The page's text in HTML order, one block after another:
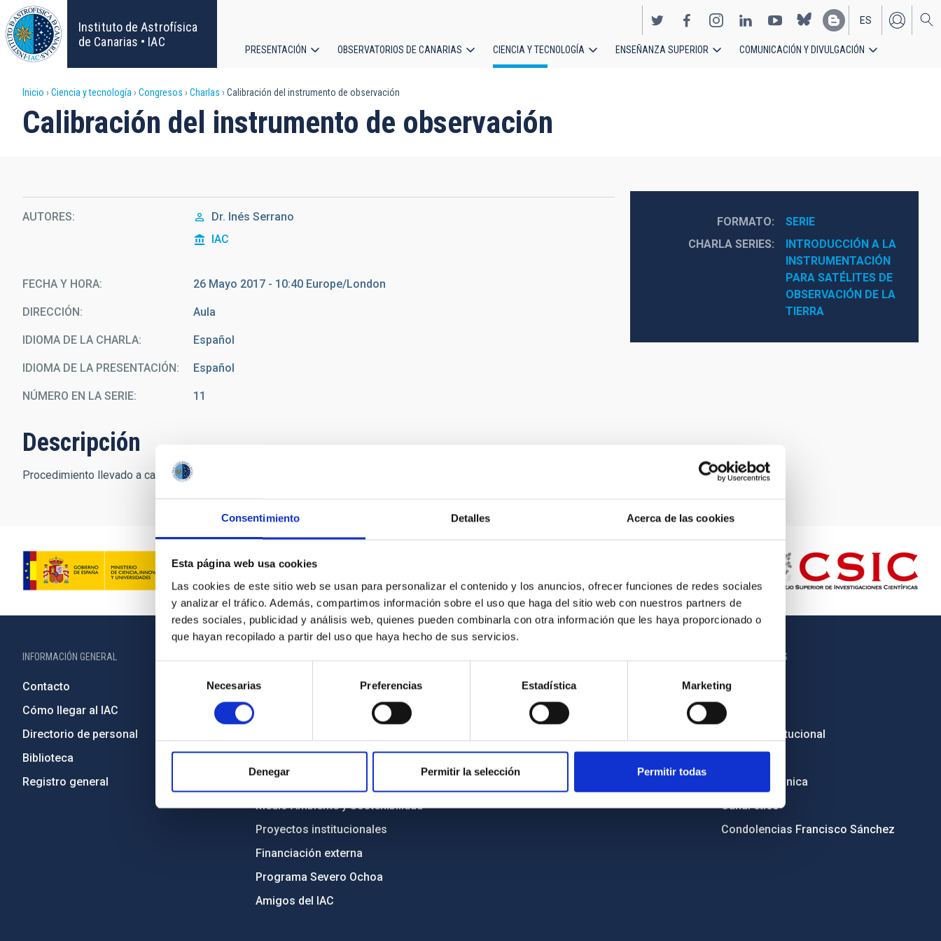
Consentimiento Detalles Acerca de las cookies
Esta página web usa cookies
Las cookies de este sitio web se usan para personalizar el contenido y los anuncios, ofrecer funciones de redes sociales
y analizar el tráfico. Además, compartimos información sobre el uso que haga del sitio web con nuestros partners de
redes sociales, publicidad y análisis web, quienes pueden combinarla con otra información que les haya proporcionado o
que hayan recopilado a partir del uso que haya hecho de sus servicios.
consentimiento
Necesarias Preferencias Estadística Marketing
Denegar Permitir la selección Permitir todas
Pasar
al
contenido
principal
Instituto de Astrofísica
de Canarias • IAC
EN
ES
principal
PRESENTACIÓN OBSERVATORIOS DE CANARIAS CIENCIA Y TECNOLOGÍA ENSEÑANZA SUPERIOR COMUNICACIÓN Y DIVULGACIÓN
Sobrescribir
enlaces
ayuda
a
navegación
Inicio Ciencia y tecnología Congresos Charlas Calibración del instrumento de observación
Calibración del instrumento de observación
AUTORES Dr. Inés Serrano
IAC
FECHA Y HORA 26 Mayo 2017 - 10:40 Europe/London
DIRECCIÓN Aula
IDIOMA DE LA CHARLA Español
IDIOMA DE LA PRESENTACIÓN Español
NÚMERO EN LA SERIE 11
Descripción
Procedimiento llevado a cabo para la calibración en Tierra y en vuelo de una cámara de observación terrestre.
FORMATO
SERIE
CHARLA SERIES
INTRODUCCIÓN A LA
INSTRUMENTACIÓN
PARA SATÉLITES DE
OBSERVACIÓN DE LA
TIERRA
INFORMACIÓN GENERAL
Contacto
Cómo llegar al IAC
Directorio de personal
Biblioteca
Registro general
Legislación
Igualdad y diversidad de género
Forever IAC
Medio Ambiente y Sostenibilidad
Proyectos institucionales
Financiación externa
Programa Severo Ochoa
Amigos del IAC
Mapa web
Políticas de privacidad
Política de cookies
OTROS ENLACES
Empleo
Licitaciones
Imagen institucional
Sede electrónica
Canal ético
Condolencias Francisco Sánchez